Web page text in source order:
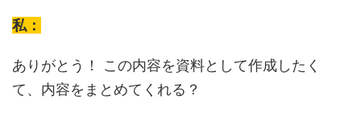
私：
ありがとう！ この内容を資料として作成したく
て、内容をまとめてくれる？